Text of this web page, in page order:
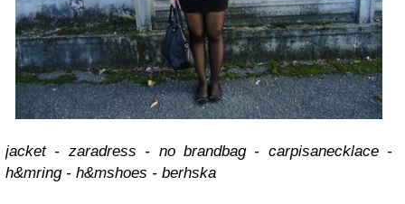
jacket - zaradress - no brandbag - carpisanecklace -
h&mring - h&mshoes - berhska